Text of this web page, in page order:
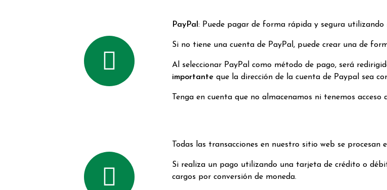
PayPal : Puede pagar de forma rápida y segura utilizando
Si no tiene una cuenta de PayPal, puede crear una de
Al seleccionar PayPal como método de pago, será
importante que la dirección de la cuenta de Paypal sea
Tenga en cuenta que no almacenamos ni tenemos
Todas las transacciones en nuestro sitio web se procesan
Si realiza un pago utilizando una tarjeta de crédito o
cargos por conversión de moneda.